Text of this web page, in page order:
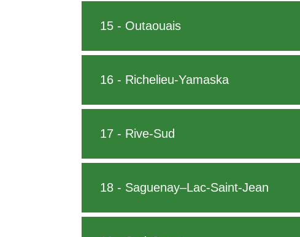
15 - Outaouais
16 - Richelieu-Yamaska
17 - Rive-Sud
18 - Saguenay–Lac-Saint-Jean